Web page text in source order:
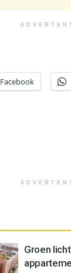
Facebook
Groen